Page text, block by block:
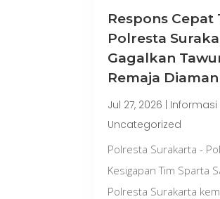
Respons Cepat
Polresta
Gagalkan
Remaja
Jul 27, 2026 | Informasi
Uncategorized
Polresta Surakarta -
Kesigapan Tim Sparta
Polresta Surakarta